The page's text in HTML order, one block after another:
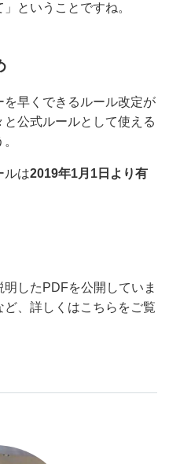
ということですね。
早くできるルール改定が
公式ルールとして使える
ルは2019年1月1日より有
したPDFを公開していま
、詳しくはこちらをご覧